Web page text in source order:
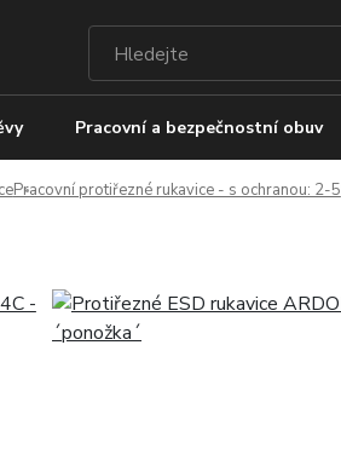
Pracovní a bezpečnostní obuv
Pracovní protiřezné rukavice - s ochranou: 2-5